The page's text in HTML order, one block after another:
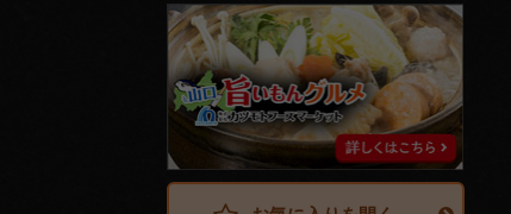
山
口
旨
い
も
ル
メ